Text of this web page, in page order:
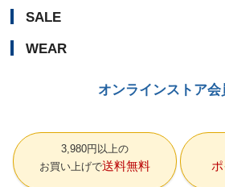
SALE
WEAR
オンラインストア会
3,980円以上の
お買い上げで送料無料